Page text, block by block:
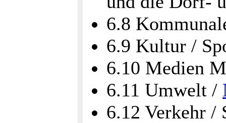
6.8
6.9 Kultur /
6.10 Medien
6.11 Umwelt /
6.12 Verkehr /